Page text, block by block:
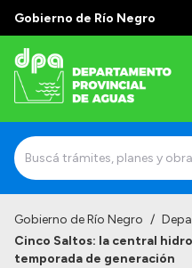
Gobierno de Río Negro
Institucional
Gobierno de Río Negro /
Cinco Saltos: la central
temporada de generación